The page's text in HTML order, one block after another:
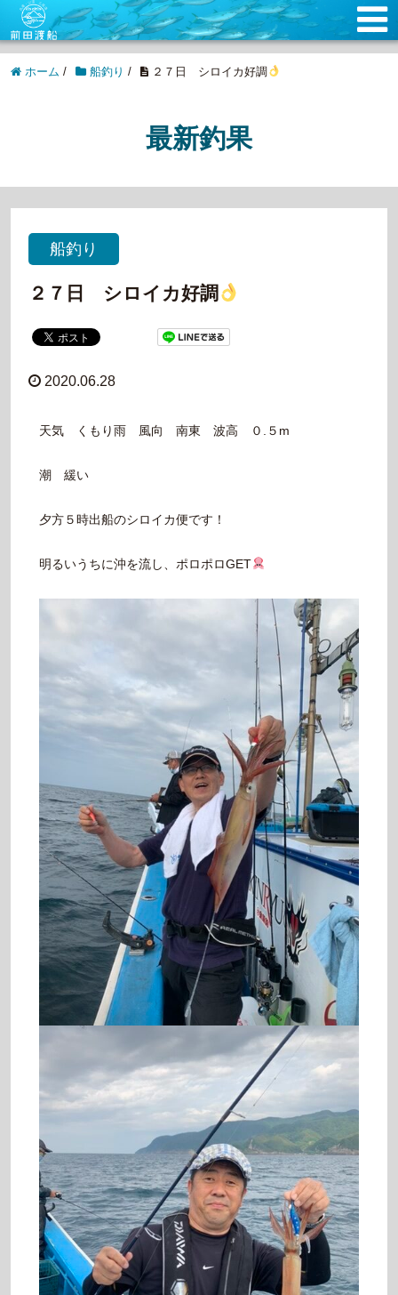
ホーム / 船釣り / ２７日 シロイカ好調
最新釣果
船釣り
２７日 シロイカ好調
2020.06.28
天気 くもり雨 風向 南東 波高 ０.５m
潮 緩い
夕方５時出船のシロイカ便です！
明るいうちに沖を流し、ポロポロGET